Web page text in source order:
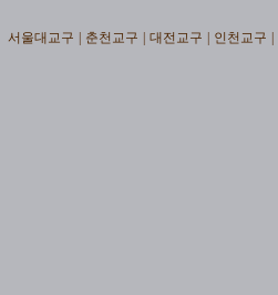
서울대교구 춘천교구 대전교구 인천교구